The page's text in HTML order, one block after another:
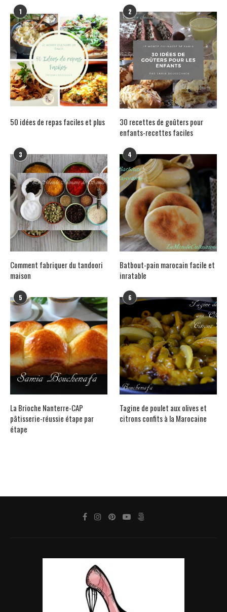
1
50 idées de repas faciles et plus
2
30 recettes de goûters pour
enfants-recettes faciles
3
Comment fabriquer du tandoori
maison
4
Batbout-pain marocain facile et
inratable
5
La Brioche Nanterre-CAP
pâtisserie-réussie étape par
étape
6
Tagine de poulet aux olives et
citrons confits à la Marocaine